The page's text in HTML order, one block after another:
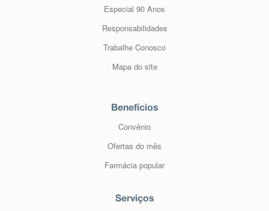
Especial 90 Anos
Responsabilidades
Trabalhe Conosco
Mapa do site
Benefícios
Convênio
Ofertas do mês
Farmácia popular
Serviços